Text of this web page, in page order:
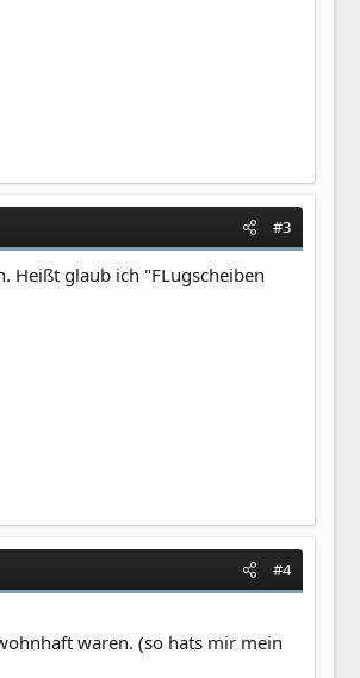
#3
Heißt glaub ich "FLugscheiben
#4
waren. (so hats mir mein